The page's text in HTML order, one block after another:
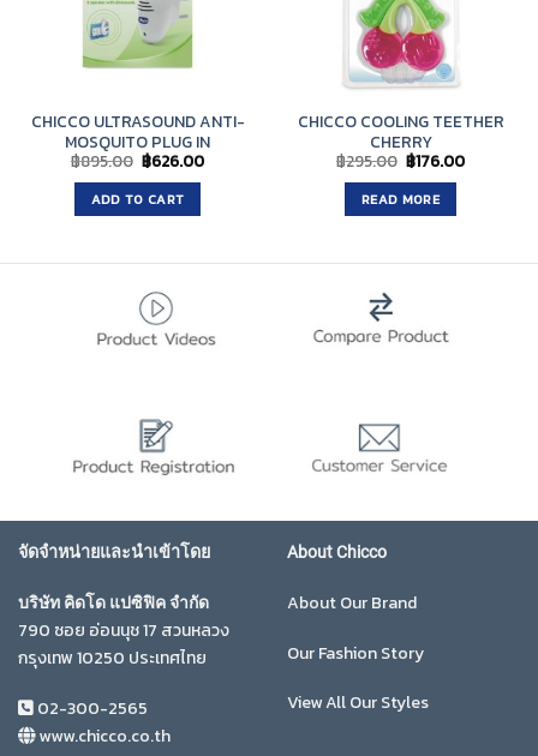
CHICCO ULTRASOUND ANTI-
MOSQUITO PLUG IN
฿895.00 Original
price
was:
฿895.00.
฿626.00Current
ADD TO CART
CHICCO COOLING TEETHER
CHERRY
฿295.00 Original
price
was:
฿295.00.
฿176.00Current
READ MORE
จัดจำหน่ายและนำเข้าโดย
บริษัท คิดโด แปซิฟิค จำกัด
790 ซอย อ่อนนุช 17 สวนหลวง
กรุงเทพ 10250 ประเทศไทย
02-300-2565
www.chicco.co.th
About Chicco
About Our Brand
Our Fashion Story
View All Our Styles